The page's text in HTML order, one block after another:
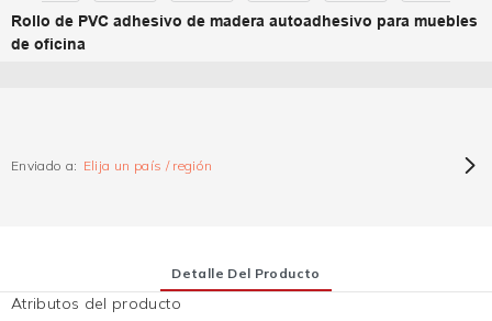
Rollo de PVC adhesivo de madera autoadhesivo para muebles
de oficina
Enviado a: Elija un país / región
Detalle Del Producto
Atributos del producto